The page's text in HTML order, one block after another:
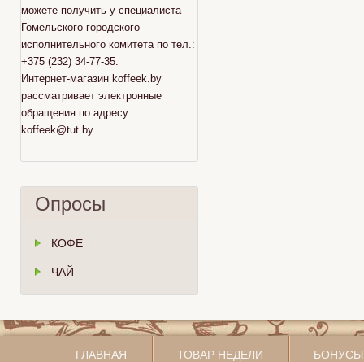
можете получить у специалиста
Гомельского городского
исполнительного комитета по тел.:
+375 (232) 34-77-35.
Интернет-магазин koffeek.by
рассматривает электронные
обращения по адресу
koffeek@tut.by
Опросы
КОФЕ
ЧАЙ
ГЛАВНАЯ ТОВАР НЕДЕЛИ